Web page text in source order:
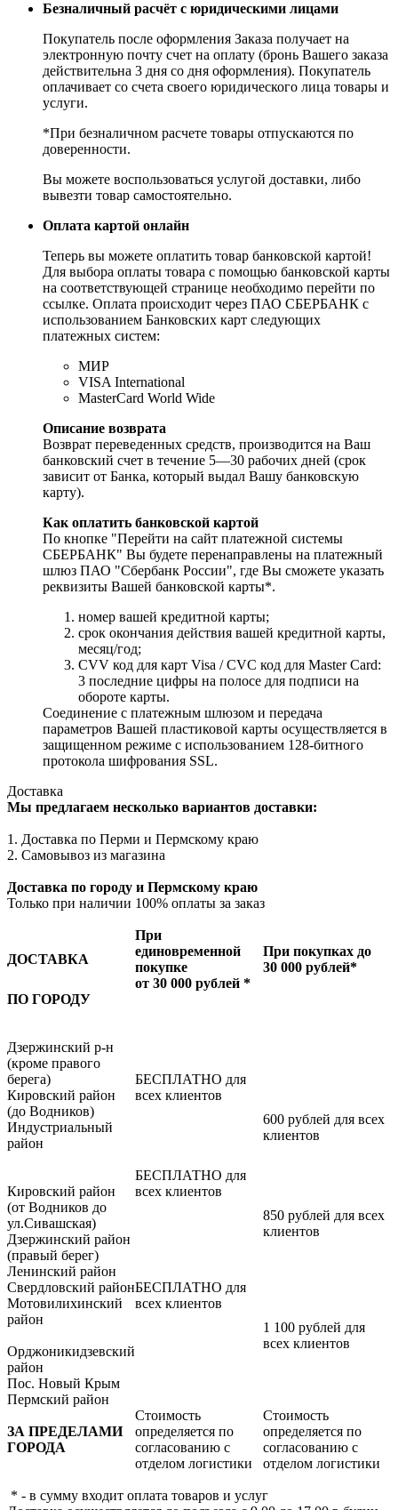
Безналичный расчёт с юридическими лицами
Покупатель после оформления Заказа получает на
электронную почту счет на оплату (бронь Вашего заказа
действительна 3 дня со дня оформления). Покупатель
оплачивает со счета своего юридического лица товары и
услуги.
*При безналичном расчете товары отпускаются по
доверенности.
Вы можете воспользоваться услугой доставки, либо
вывезти товар самостоятельно.
Оплата картой онлайн
Теперь вы можете оплатить товар банковской картой!
Для выбора оплаты товара с помощью банковской карты
на соответствующей странице необходимо перейти по
ссылке. Оплата происходит через ПАО СБЕРБАНК с
использованием Банковских карт следующих
платежных систем:
МИР
VISA International
MasterCard World Wide
Описание возврата
Возврат переведенных средств, производится на Ваш
банковский счет в течение 5—30 рабочих дней (срок
зависит от Банка, который выдал Вашу банковскую
карту).
Как оплатить банковской картой
По кнопке "Перейти на сайт платежной системы
СБЕРБАНК" Вы будете перенаправлены на платежный
шлюз ПАО "Сбербанк России", где Вы сможете указать
реквизиты Вашей банковской карты*.
номер вашей кредитной карты;
cрок окончания действия вашей кредитной карты,
месяц/год;
CVV код для карт Visa / CVC код для Master Card:
3 последние цифры на полосе для подписи на
обороте карты.
Соединение с платежным шлюзом и передача
параметров Вашей пластиковой карты осуществляется в
защищенном режиме с использованием 128-битного
протокола шифрования SSL.
Доставка
Мы предлагаем несколько вариантов доставки:
1. Доставка по Перми и Пермскому краю
2. Самовывоз из магазина
Доставка по городу и Пермскому краю
Только при наличии 100% оплаты за заказ
ДОСТАВКА
При
единовременной
покупке
от 30 000 рублей *
При покупках до
30 000 рублей*
ПО ГОРОДУ
Дзержинский р-н
(кроме правого
берега)
Кировский район
(до Водников)
Индустриальный
район
Кировский район
(от Водников до
ул.Сивашская)
Дзержинский район
(правый берег)
Ленинский район
Свердловский район
Мотовилихинский
район
Орджоникидзевский
район
Пос. Новый Крым
Пермский район
БЕСПЛАТНО для
всех клиентов
БЕСПЛАТНО для
всех клиентов
БЕСПЛАТНО для
всех клиентов
600 рублей для всех
клиентов
850 рублей для всех
клиентов
1 100 рублей для
всех клиентов
ЗА ПРЕДЕЛАМИ
ГОРОДА
Стоимость
определяется по
согласованию с
отделом логистики
Стоимость
определяется по
согласованию с
отделом логистики
* - в сумму входит оплата товаров и услуг